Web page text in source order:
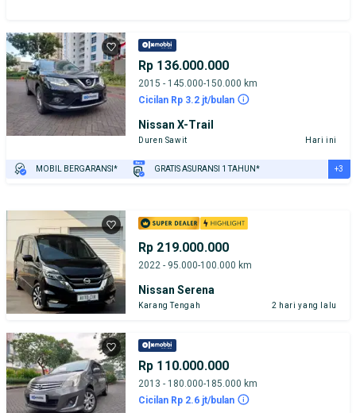
Rp 136.000.000
2015 - 145.000-150.000 km
Cicilan Rp 3.2 jt/bulan
Nissan X-Trail
Duren Sawit Hari ini
MOBIL BERGARANSI* GRATIS ASURANSI 1 TAHUN* +3
Rp 219.000.000
2022 - 95.000-100.000 km
Nissan Serena
Karang Tengah 2 hari yang lalu
Rp 110.000.000
2013 - 180.000-185.000 km
Cicilan Rp 2.6 jt/bulan